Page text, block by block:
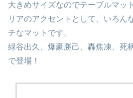
大きめサイズなのでテーブルマッ
リアのアクセントとして、いろん
チなマットです。
緑谷出久、爆豪勝己、轟焦凍、死
で登場！